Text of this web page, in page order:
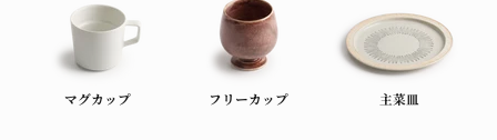
マグカップ フリーカップ 主菜皿